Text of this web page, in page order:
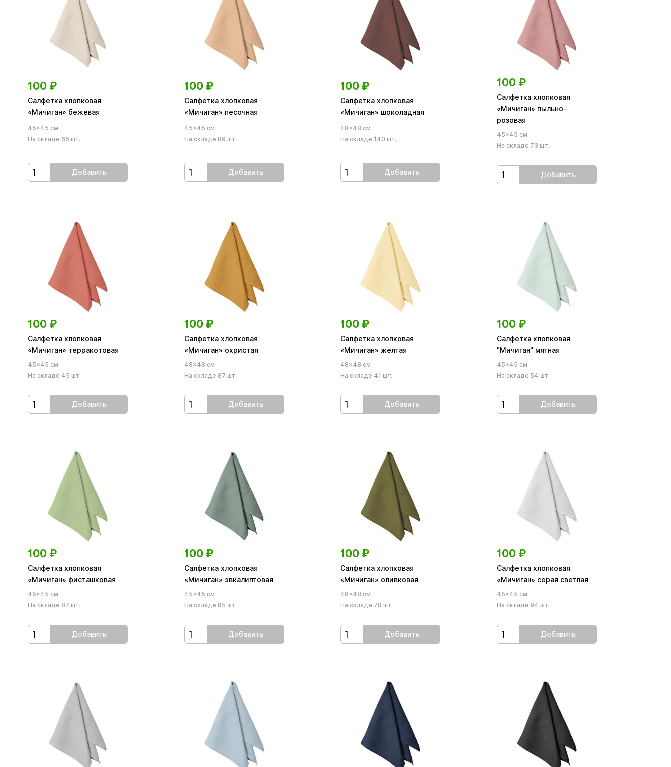
100 ₽
Салфетка хлопковая
«Мичиган» бежевая
45×45 см
На складе 65 шт.
Добавить
100 ₽
Салфетка хлопковая
«Мичиган» песочная
45×45 см
На складе 89 шт.
Добавить
100 ₽
Салфетка хлопковая
«Мичиган» шоколадная
48×48 см
На складе 140 шт.
Добавить
100 ₽
Салфетка хлопковая
«Мичиган» пыльно-
розовая
45×45 см
На складе 73 шт.
Добавить
100 ₽
Салфетка хлопковая
«Мичиган» терракотовая
45×45 см
На складе 45 шт.
Добавить
100 ₽
Салфетка хлопковая
«Мичиган» охристая
48×48 см
На складе 87 шт.
Добавить
100 ₽
Салфетка хлопковая
«Мичиган» желтая
48×48 см
На складе 41 шт.
Добавить
100 ₽
Салфетка хлопковая
"Мичиган" мятная
45×45 см
На складе 54 шт.
Добавить
100 ₽
Салфетка хлопковая
«Мичиган» фисташковая
45×45 см
На складе 87 шт.
Добавить
100 ₽
Салфетка хлопковая
«Мичиган» эвкалиптовая
45×45 см
На складе 85 шт.
Добавить
100 ₽
Салфетка хлопковая
«Мичиган» оливковая
48×48 см
На складе 78 шт.
Добавить
100 ₽
Салфетка хлопковая
«Мичиган» серая светлая
45×45 см
На складе 94 шт.
Добавить